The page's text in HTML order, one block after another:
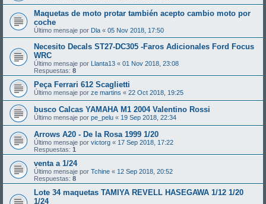
Maquetas de moto protar también acepto cambio moto por
coche
Último mensaje por Dla « 05 Nov 2018, 17:50
Necesito Decals ST27-DC305 -Faros Adicionales Ford Focus
WRC
Último mensaje por Llanta13 « 01 Nov 2018, 23:08
Respuestas: 8
Peça Ferrari 612 Scaglietti
Último mensaje por ze martins « 22 Oct 2018, 19:25
busco Calcas YAMAHA M1 2004 Valentino Rossi
Último mensaje por pe_pelu « 19 Sep 2018, 22:34
Arrows A20 - De la Rosa 1999 1/20
Último mensaje por victorg « 17 Sep 2018, 17:22
Respuestas: 1
venta a 1/24
Último mensaje por Tchine « 12 Sep 2018, 20:52
Respuestas: 8
Lote 34 maquetas TAMIYA REVELL HASEGAWA 1/12 1/20
1/24